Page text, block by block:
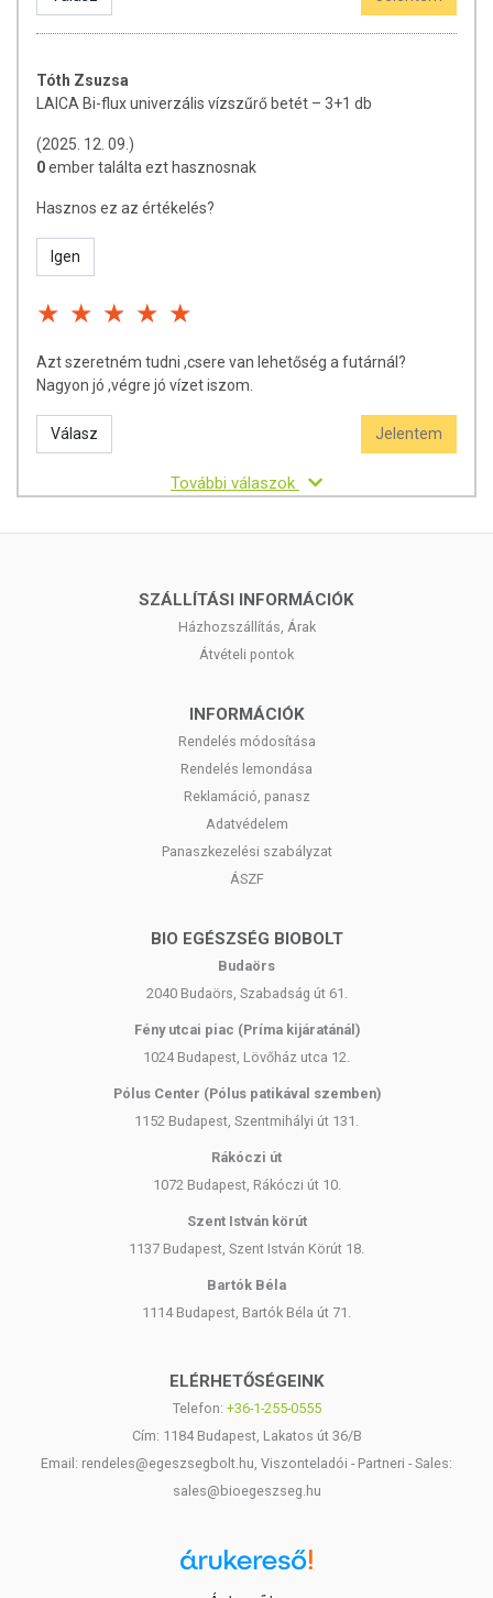
Tóth Zsuzsa
LAICA Bi-flux univerzális vízszűrő betét – 3+1 db
(2025. 12. 09.)
0ember találta ezt hasznosnak
Hasznos ez az értékelés?
Igen
Azt szeretném tudni ,csere van lehetőség a futárnál?
Nagyon jó ,végre jó vízet iszom.
Válasz Jelentem
További válaszok
SZÁLLÍTÁSI INFORMÁCIÓK
Házhozszállítás, Árak
Átvételi pontok
INFORMÁCIÓK
Rendelés módosítása
Rendelés lemondása
Reklamáció, panasz
Adatvédelem
Panaszkezelési szabályzat
ÁSZF
BIO EGÉSZSÉG BIOBOLT
Budaörs
2040 Budaörs, Szabadság út 61.
Fény utcai piac (Príma kijáratánál)
1024 Budapest, Lövőház utca 12.
Pólus Center (Pólus patikával szemben)
1152 Budapest, Szentmihályi út 131.
Rákóczi út
1072 Budapest, Rákóczi út 10.
Szent István körút
1137 Budapest, Szent István Körút 18.
Bartók Béla
1114 Budapest, Bartók Béla út 71.
ELÉRHETŐSÉGEINK
Telefon: +36-1-255-0555
Cím: 1184 Budapest, Lakatos út 36/B
Email: rendeles@egeszsegbolt.hu, Viszonteladói - Partneri - Sales:
sales@bioegeszseg.hu